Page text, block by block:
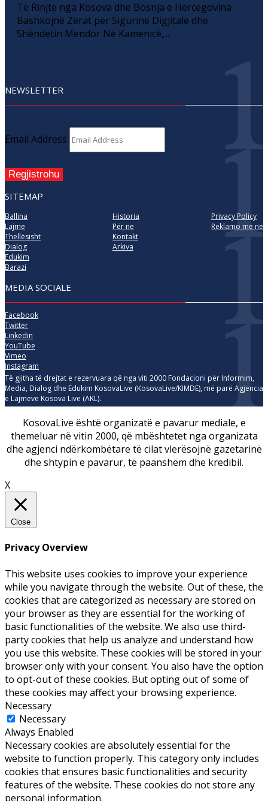
Të Rinjtë nga Kosova dhe Bosnja e Hercegovina
Bashkojnë Zërat për Sigurinë Digjitale dhe
Shëndetin Mendor Në Kamenicë,...
NEWSLETTER
Email Address
Regjistrohu
SITEMAP
Ballina
Lajme
Thellësisht
Dialog
Edukim
Barazi
Historia
Për ne
Kontakt
Arkiva
Privacy Policy
Reklamo me ne
MEDIA SOCIALE
Facebook
Twitter
Linkedin
YouTube
Vimeo
Instagram
Të gjitha të drejtat e rezervuara që nga viti 2000 Fondacioni për Informim,
Media, Dialog dhe Edukim KosovaLive (KosovaLive/KIMDE), më parë Agjencia
e Lajmeve Kosova Live (AKL).
KosovaLive është organizatë e pavarur mediale, e
themeluar në vitin 2000, që mbështetet nga organizata
dhe agjenci ndërkombëtare të cilat vlerësojnë gazetarinë
dhe shtypin e pavarur, të paanshëm dhe kredibil.
X
Close
Privacy Overview
This website uses cookies to improve your experience
while you navigate through the website. Out of these, the
cookies that are categorized as necessary are stored on
your browser as they are essential for the working of
basic functionalities of the website. We also use third-
party cookies that help us analyze and understand how
you use this website. These cookies will be stored in your
browser only with your consent. You also have the option
to opt-out of these cookies. But opting out of some of
these cookies may affect your browsing experience.
Necessary
Necessary
Always Enabled
Necessary cookies are absolutely essential for the
website to function properly. This category only includes
cookies that ensures basic functionalities and security
features of the website. These cookies do not store any
personal information.